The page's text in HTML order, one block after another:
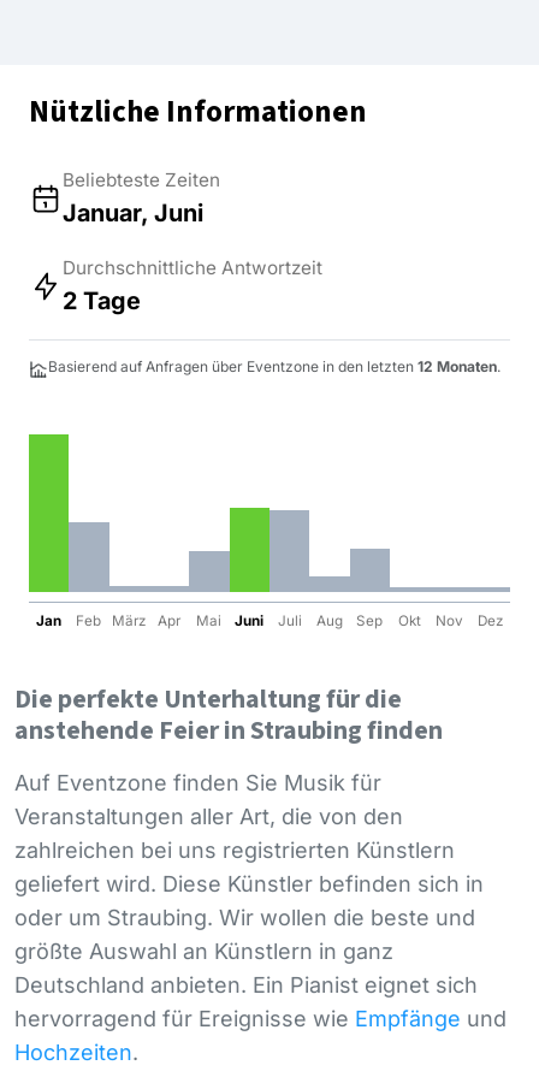
Nützliche Informationen
Beliebteste Zeiten
Januar, Juni
Durchschnittliche Antwortzeit
2 Tage
Basierend auf Anfragen über Eventzone in den letzten 12 Monaten.
Jan Feb März Apr Mai Juni Juli Aug Sep Okt Nov Dez
Die perfekte Unterhaltung für die
anstehende Feier in Straubing finden
Auf Eventzone finden Sie Musik für
Veranstaltungen aller Art, die von den
zahlreichen bei uns registrierten Künstlern
geliefert wird. Diese Künstler befinden sich in
oder um Straubing. Wir wollen die beste und
größte Auswahl an Künstlern in ganz
Deutschland anbieten. Ein Pianist eignet sich
hervorragend für Ereignisse wie Empfänge und
Hochzeiten.